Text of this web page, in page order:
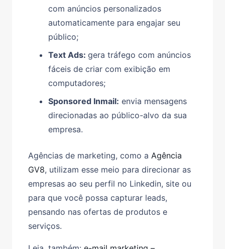
com anúncios personalizados
automaticamente para engajar seu
público;
Text Ads: gera tráfego com anúncios
fáceis de criar com exibição em
computadores;
Sponsored Inmail: envia mensagens
direcionadas ao público-alvo da sua
empresa.
Agências de marketing, como a Agência
GV8, utilizam esse meio para direcionar as
empresas ao seu perfil no Linkedin, site ou
para que você possa capturar leads,
pensando nas ofertas de produtos e
serviços.